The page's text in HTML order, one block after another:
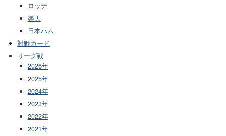
ロッテ
楽天
日本ハム
対戦カード
リーグ戦
2026年
2025年
2024年
2023年
2022年
2021年